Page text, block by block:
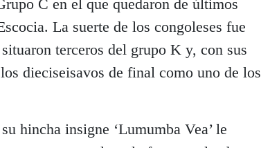
C en el que quedaron de últimos
La suerte de los congoleses fue
terceros del grupo K y, con sus
dieciseisavos de final como uno de los
hincha insigne ‘Lumumba Vea’ le